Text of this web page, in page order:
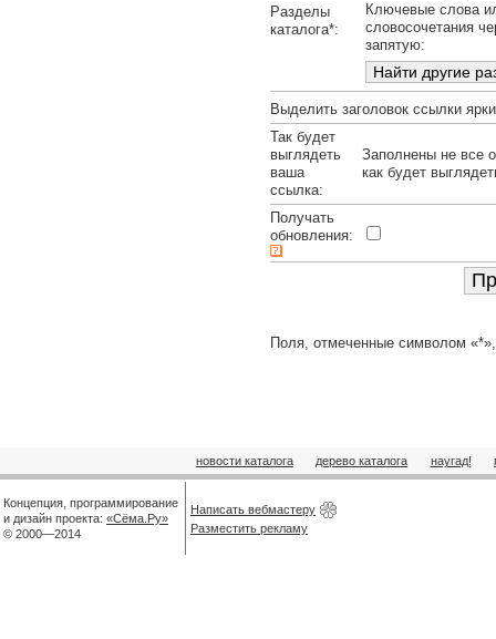
Разделы
каталога*:
Ключевые слова
словосочетания
запятую:
Выделить заголовок ссылки
Так будет
выглядеть
ваша
ссылка:
Заполнены не все
как будет
Получать
обновления:
Поля, отмеченные символом
новости каталога дерево каталога наугад!
Концепция, программирование
и дизайн проекта: «Сёма.Ру»
© 2000—2014
Написать вебмастеру
Разместить рекламу